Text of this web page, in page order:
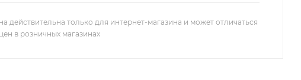
действительна только для интернет-магазина и может отличаться
в розничных магазинах